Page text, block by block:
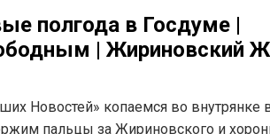
полгода в Госдуме |
| Жириновский
Новостей» копаемся во внутрянке
пальцы за Жириновского и